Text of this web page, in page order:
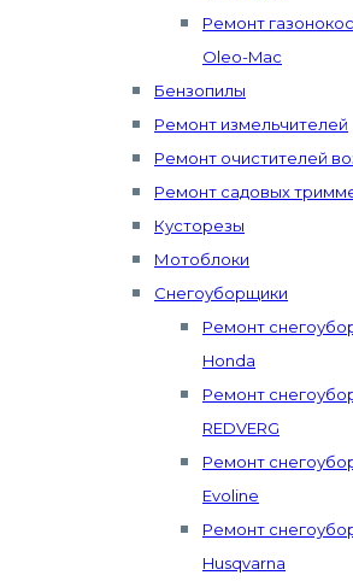
Ремонт
Oleo-Mac
Бензопилы
Ремонт измельчителей
Ремонт очистителей
Ремонт садовых
Кусторезы
Мотоблоки
Снегоуборщики
Ремонт
Honda
Ремонт
REDVERG
Ремонт
Evoline
Ремонт
Husqvarna